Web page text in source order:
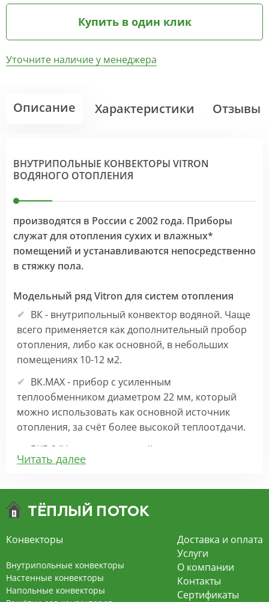
Купить в один клик
Уточните наличие у менеджера
Описание Характеристики Отзывы
ВНУТРИПОЛЬНЫЕ КОНВЕКТОРЫ VITRON
ВОДЯНОГО ОТОПЛЕНИЯ
производятся в России с 2002 года. Приборы
служат для отопления сухих и влажных*
помещений и устанавливаются непосредственно
в стяжку пола.
Модельный ряд Vitron для систем отопления
ВК - внутрипольный конвектор водяной. Чаще
всего применяется как дополнительный пробор
отопления, либо как основной, в небольших
помещениях 10-12 м2.
ВК.МАХ - прибор с усиленным
теплообменником диаметром 22 мм, который
можно использовать как основной источник
отопления, за счёт более высокой теплоотдачи.
ВКВ 24V – внутрипольный конвектор
отопления с вентилятором на 24В подходит для
экономит электроэнергию и бесшумно работает.
конвекцией на 220В. За счет тангенциального
вентилятора создает принудительную
конвекцию, что позволяет обогревать
помещения большой площади.
Читать далее
Конвекторы
Внутрипольные конвекторы
Настенные конвекторы
Напольные конвекторы
Доставка и оплата
Услуги
О компании
Контакты
Сертификаты